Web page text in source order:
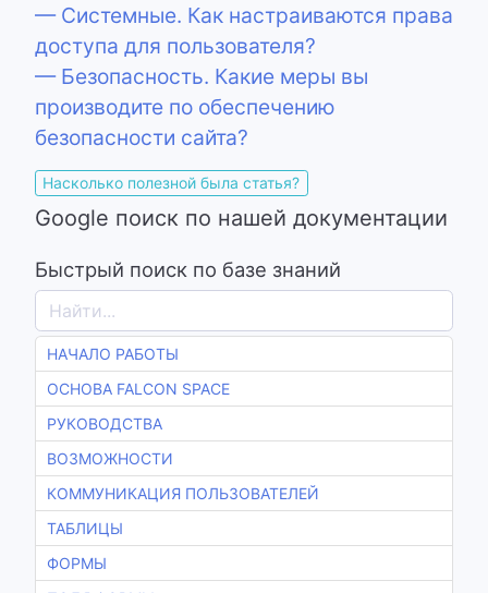
Быстрый поиск по базе знаний
НАЧАЛО РАБОТЫ
ОСНОВА FALCON SPACE
РУКОВОДСТВА
ВОЗМОЖНОСТИ
КОММУНИКАЦИЯ ПОЛЬЗОВАТЕЛЕЙ
ТАБЛИЦЫ
ФОРМЫ
— Системные. Как настраиваются права
доступа для пользователя?
— Безопасность. Какие меры вы
производите по обеспечению
безопасности сайта?
Насколько полезной была статья?
Google поиск по нашей документации